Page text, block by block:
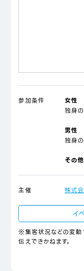
参加条件 女性
独身
男性
独身
その
主催 株式
イ
※集客状況などの変動
伝えできかねます。